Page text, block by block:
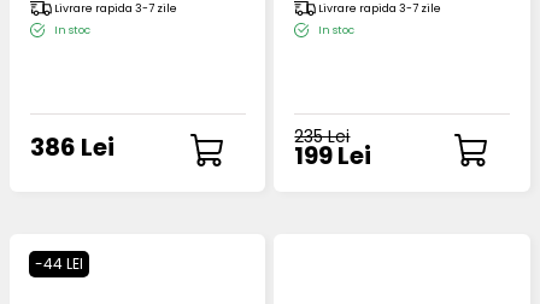
Livrare rapida 3-7 zile
In stoc
386 Lei
Livrare rapida 3-7 zile
In stoc
235 Lei
199 Lei
-44 LEI